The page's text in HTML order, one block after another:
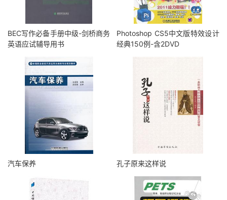
BEC写作必备手册中级-剑桥商务
英语应试辅导用书
Photoshop CS5中文版特效设计
经典150例-含2DVD
汽车保养 孔子原来这样说